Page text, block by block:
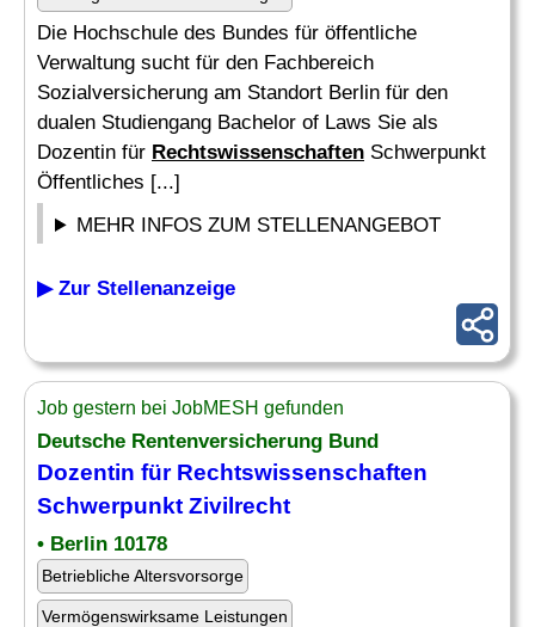
Die Hochschule des Bundes für öffentliche
Verwaltung sucht für den Fachbereich
Sozialversicherung am Standort Berlin für den
dualen Studiengang Bachelor of Laws Sie als
Dozentin für Rechtswissenschaften Schwerpunkt
Öffentliches [...]
MEHR INFOS ZUM STELLENANGEBOT
▶ Zur Stellenanzeige
Job gestern bei JobMESH gefunden
Deutsche Rentenversicherung Bund
Dozentin für Rechtswissenschaften
Schwerpunkt Zivilrecht
• Berlin 10178
Betriebliche Altersvorsorge
Vermögenswirksame Leistungen